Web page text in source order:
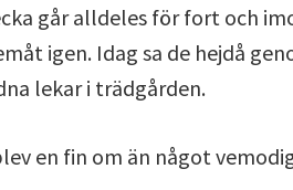
går alldeles för fort och
igen. Idag sa de hejdå
lekar i trädgården.
en fin om än något